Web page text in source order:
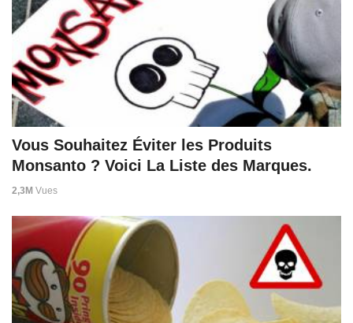
Vous Souhaitez Éviter les Produits
Monsanto ? Voici La Liste des Marques.
2,3M Vues